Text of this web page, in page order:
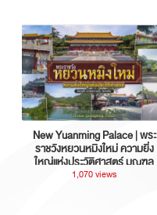
New Yuanming Palace | พระ
ราชวังหยวนหมิงใหม่ ความยิ่ง
ใหญ่แห่งประวัติศาสตร์ มณฑล
กวางตุ้ง ประเทศจีน
1,070 views